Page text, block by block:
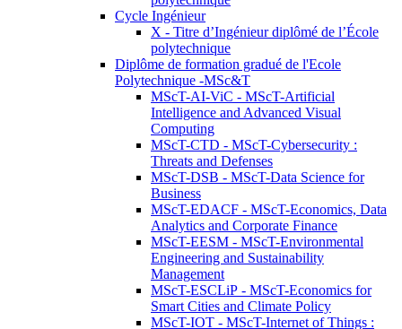
Cycle Ingénieur
X - Titre d’Ingénieur diplômé de l’École
polytechnique
Diplôme de formation gradué de l'Ecole
Polytechnique -MSc&T
MScT-AI-ViC - MScT-Artificial
Intelligence and Advanced Visual
Computing
MScT-CTD - MScT-Cybersecurity :
Threats and Defenses
MScT-DSB - MScT-Data Science for
Business
MScT-EDACF - MScT-Economics, Data
Analytics and Corporate Finance
MScT-EESM - MScT-Environmental
Engineering and Sustainability
Management
MScT-ESCLiP - MScT-Economics for
Smart Cities and Climate Policy
MScT-IOT - MScT-Internet of Things :